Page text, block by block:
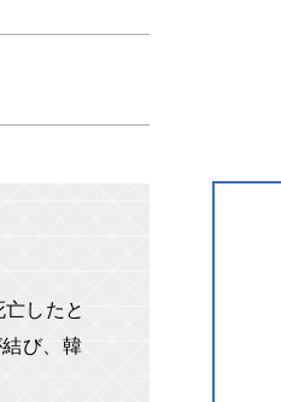
したと
び、韓